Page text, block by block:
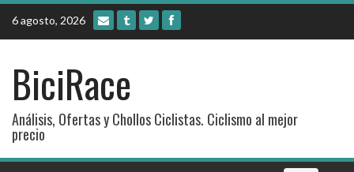
Skip
content
6 agosto, 2026
BiciRace
Análisis, Ofertas y Chollos Ciclistas. Ciclismo al mejor
precio